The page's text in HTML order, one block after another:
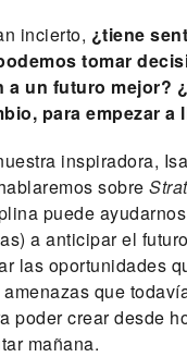
incierto, ¿tiene
tomar
a un futuro mejor?
para empezar a
inspiradora,
sobre
puede
a anticipar el
las oportunidades
que
poder crear desde
mañana.